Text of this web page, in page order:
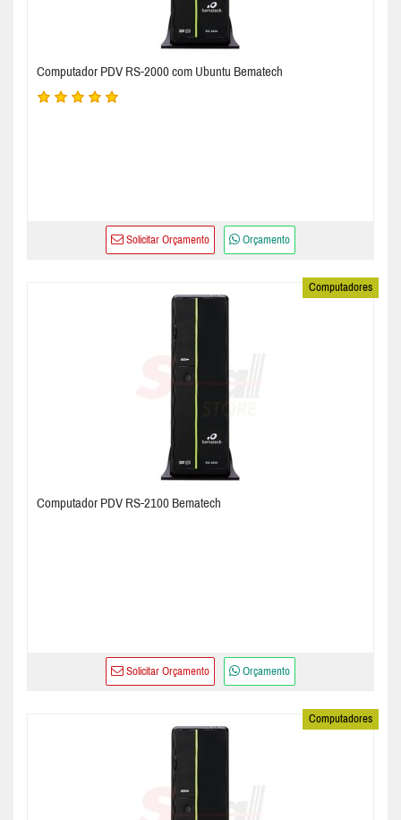
Computador PDV RS-2000 com Ubuntu Bematech
Solicitar Orçamento Orçamento
Computadores
Computador PDV RS-2100 Bematech
Solicitar Orçamento Orçamento
Computadores